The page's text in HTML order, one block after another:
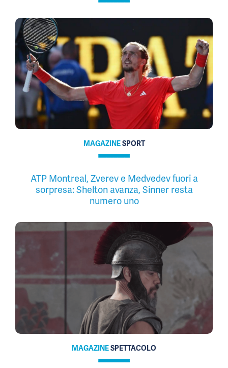
MAGAZINESPORT
ATP Montreal, Zverev e Medvedev fuori a
sorpresa: Shelton avanza, Sinner resta
numero uno
MAGAZINESPETTACOLO